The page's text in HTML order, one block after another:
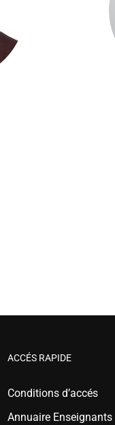
ACCÉS RAPIDE
Conditions d’accés
Annuaire Enseignants